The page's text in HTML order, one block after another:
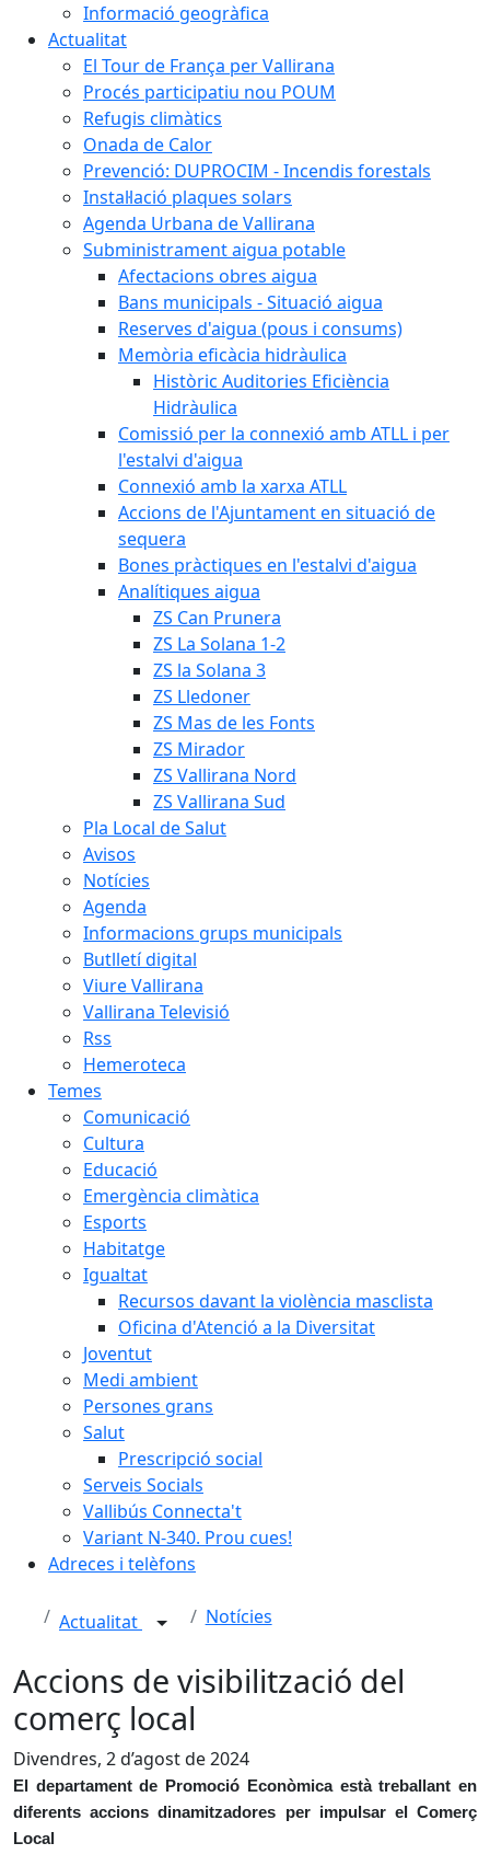
Informació geogràfica
Actualitat
El Tour de França per Vallirana
Procés participatiu nou POUM
Refugis climàtics
Onada de Calor
Prevenció: DUPROCIM - Incendis forestals
Instal·lació plaques solars
Agenda Urbana de Vallirana
Subministrament aigua potable
Afectacions obres aigua
Bans municipals - Situació aigua
Reserves d'aigua (pous i consums)
Memòria eficàcia hidràulica
Històric Auditories Eficiència
Hidràulica
Comissió per la connexió amb ATLL i per
l'estalvi d'aigua
Connexió amb la xarxa ATLL
Accions de l'Ajuntament en situació de
sequera
Bones pràctiques en l'estalvi d'aigua
Analítiques aigua
ZS Can Prunera
ZS La Solana 1-2
ZS la Solana 3
ZS Lledoner
ZS Mas de les Fonts
ZS Mirador
ZS Vallirana Nord
ZS Vallirana Sud
Pla Local de Salut
Avisos
Notícies
Agenda
Informacions grups municipals
Butlletí digital
Viure Vallirana
Vallirana Televisió
Rss
Hemeroteca
Temes
Comunicació
Cultura
Educació
Emergència climàtica
Esports
Habitatge
Igualtat
Recursos davant la violència masclista
Oficina d'Atenció a la Diversitat
Joventut
Medi ambient
Persones grans
Salut
Prescripció social
Serveis Socials
Vallibús Connecta't
Variant N-340. Prou cues!
Adreces i telèfons
Actualitat Notícies
Accions de visibilització del
comerç local
Divendres, 2 d’agost de 2024
El departament de Promoció Econòmica està treballant en
diferents accions dinamitzadores per impulsar el Comerç
Local